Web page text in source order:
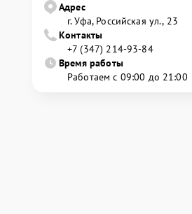
Адрес
г. Уфа, Российская ул., 23
Контакты
+7 (347) 214-93-84
Время работы
Работаем с 09:00 до 21:00